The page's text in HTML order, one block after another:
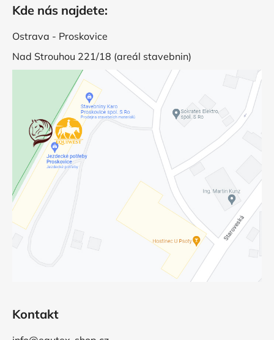
Kde nás najdete:
Ostrava - Proskovice
Nad Strouhou 221/18 (areál stavebnin)
Kontakt